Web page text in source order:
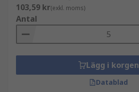
103,59 kr(exkl. moms)
Antal
Lägg i korgen
Datablad